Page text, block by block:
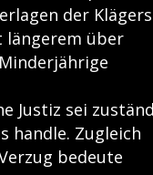
der
längerem über
Justiz sei
handle. Zugleich
bedeute